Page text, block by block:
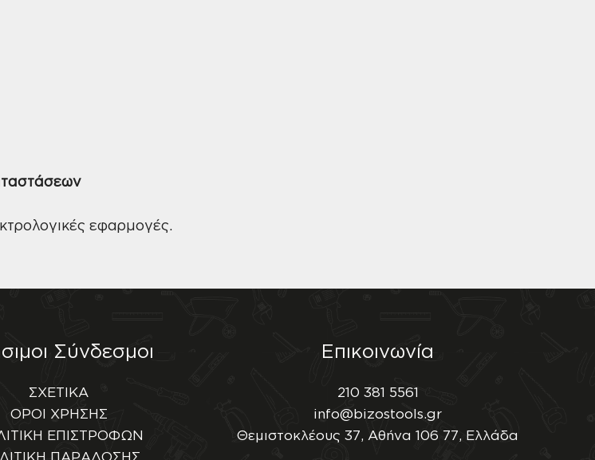
εφαρμογές.
Σύνδεσμοι
ΣΧΕΤΙΚΑ
ΟΡΟΙ ΧΡΗΣΗΣ
ΕΠΙΣΤΡΟΦΩΝ
ΠΑΡΑΔΟΣΗΣ
Επικοινωνία
210 381 5561
info@bizostools.gr
Θεμιστοκλέους 37, Αθήνα 106 77, Ελλάδα